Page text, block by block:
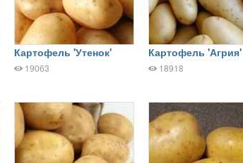
Картофель 'Утенок'
19063
Картофель 'Агрия'
18918